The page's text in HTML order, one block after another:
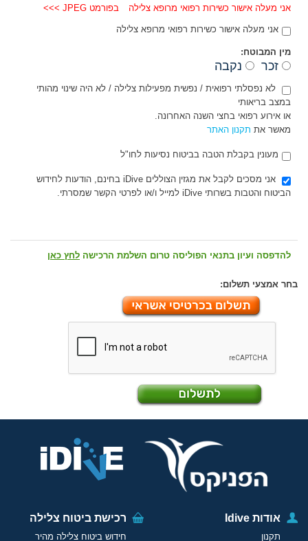
אני מעלה אישור כשירות רפואי מרופא צלילה
בפורמט JPEG >>>
אני מעלה אישור כשירות רפואי מרופא צלילה
מין המבוטח:
זכר נקבה
לא נפסלתי רפואית / נפשית מפעילות צלילה / לא היה שינוי מהותי
במצב בריאותי
או אירוע רפואי בחצי השנה האחרונה.
מאשר את תקנון האתר
מעונין בקבלת הטבה בביטוח נסיעות לחו"ל
אני מסכים לקבל את מגזין הצוללים iDive בחינם, הודעות לחידוש
הביטוח והטבות בשרותי iDive למייל ו/או לפרטי הקשר שמסרתי.
להדפסה ועיון בתנאי הפוליסה טרום השלמת הרכישה לחץ כאן
בחר אמצעי תשלום:
אודות Idive
תקנון
רכישת ביטוח צלילה
חידוש ביטוח צלילה מהיר